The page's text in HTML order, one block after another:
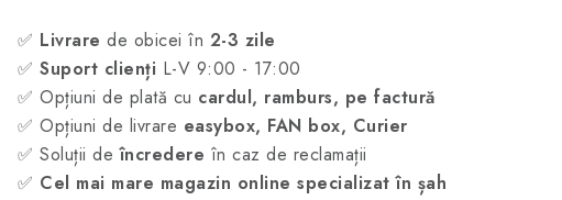
✅ Livrare de obicei în 2-3 zile
✅ Suport clienți L-V 9:00 - 17:00
✅ Opțiuni de plată cu cardul, ramburs, pe factură
✅ Opțiuni de livrare easybox, FAN box, Curier
✅ Soluții deîncredere în caz de reclamații
✅ Cel mai mare magazin online specializat în șah